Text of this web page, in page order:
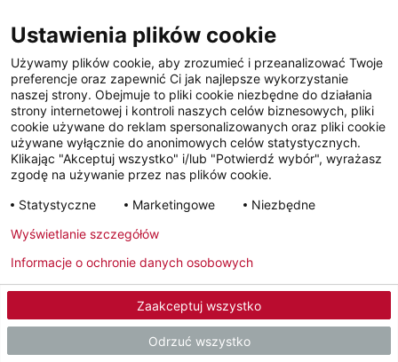
Skontaktuj się z nami, chętnie
pomożemy.
Infolinia serwisowa
22 395 67 16
Napisz do nas
Wyślij e-mail
Ustawienia plików cookie
Używamy plików cookie, aby zrozumieć i przeanalizować Twoje
preferencje oraz zapewnić Ci jak najlepsze wykorzystanie
naszej strony. Obejmuje to pliki cookie niezbędne do działania
strony internetowej i kontroli naszych celów biznesowych, pliki
cookie używane do reklam spersonalizowanych oraz pliki cookie
używane wyłącznie do anonimowych celów statystycznych.
Klikając "Akceptuj wszystko" i/lub "Potwierdź wybór", wyrażasz
zgodę na używanie przez nas plików cookie.
Statystyczne
Marketingowe Niezbędne
Zaakceptuj wszystko
Odrzuć wszystko
Wyświetlanie szczegółów
Informacje o ochronie danych osobowych